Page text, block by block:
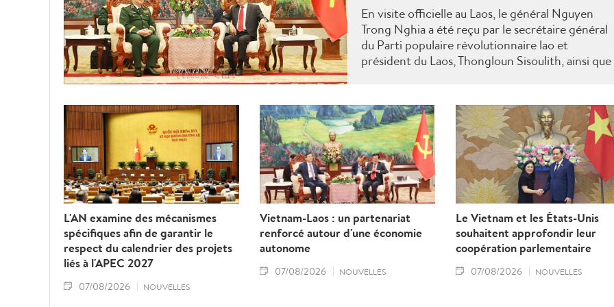
En visite officielle au Laos, le général Nguyen
Trong Nghia a été reçu par le secrétaire général
du Parti populaire révolutionnaire lao et
président du Laos, Thongloun Sisoulith, ainsi que
renforcer une coopération politico-militaire
étroite et efficace.
L'AN examine des mécanismes
spécifiques afin de garantir le
respect du calendrier des projets
liés à l'APEC 2027
07/08/2026 NOUVELLES
Vietnam-Laos : un partenariat
renforcé autour d'une économie
autonome
07/08/2026 NOUVELLES
Le Vietnam et les États-Unis
souhaitent approfondir leur
coopération parlementaire
07/08/2026 NOUVELLES